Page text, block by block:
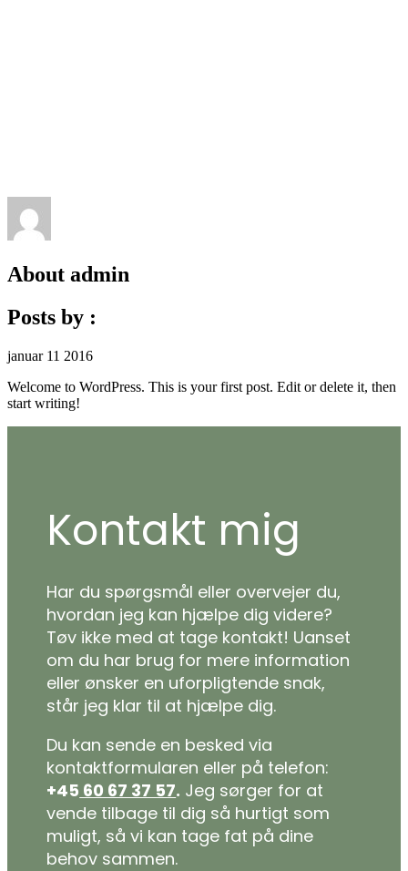
About admin
Posts by :
januar 11 2016
Welcome to WordPress. This is your first post. Edit or delete it, then
start writing!
Kontakt mig
Har du spørgsmål eller overvejer du,
hvordan jeg kan hjælpe dig videre?
Tøv ikke med at tage kontakt! Uanset
om du har brug for mere information
eller ønsker en uforpligtende snak,
står jeg klar til at hjælpe dig.
Du kan sende en besked via
kontaktformularen eller på telefon:
+45 60 67 37 57. Jeg sørger for at
vende tilbage til dig så hurtigt som
muligt, så vi kan tage fat på dine
behov sammen.